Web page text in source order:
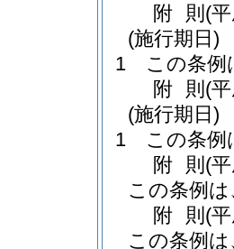
附 則 (
(施行期日)
1
この条例
附 則 (
(施行期日)
1
この条例
附 則 (
この条例
附 則 (
この条例